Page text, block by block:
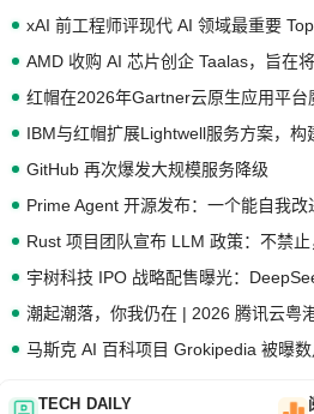
xAI 前工程师评现代 AI 领域最重要
红帽在2026年Gartner云原生应用平
GitHub 再次爆发大规模服务降级
潮起潮落，你我仍在 | 2026 腾讯云粤
马斯克 AI 百科项目 Grokipedia 被曝
TECH DAILY